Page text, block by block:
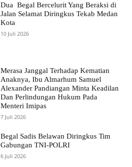
Dua Begal Bercelurit Yang Beraksi di
Jalan Selamat Diringkus Tekab Medan
Kota
10 Juli 2026
Merasa Janggal Terhadap Kematian
Anaknya, Ibu Almarhum Samuel
Alexander Pandiangan Minta Keadilan
Dan Perlindungan Hukum Pada
Menteri Imipas
7 Juli 2026
Begal Sadis Belawan Diringkus Tim
Gabungan TNI-POLRI
6 Juli 2026